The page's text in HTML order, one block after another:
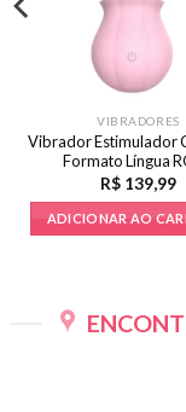
VIBRADORES
Vibrador Estimulador
Formato Língua
R$ 139,99
ADICIONAR AO